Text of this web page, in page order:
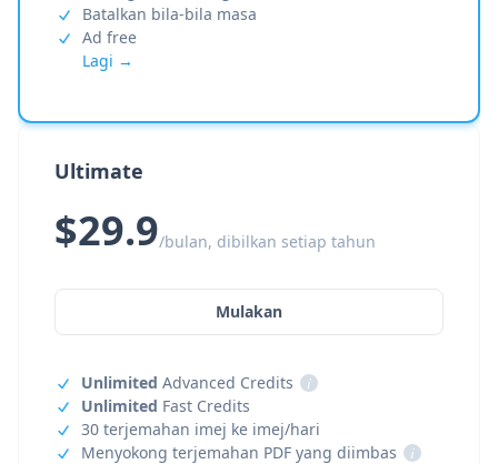
Batalkan bila-bila masa
Ad free
Lagi →
Ultimate
$29.9/bulan, dibilkan setiap tahun
Mulakan
Unlimited Advanced Credits
i
Unlimited Fast Credits
30 terjemahan imej ke imej/hari
Menyokong terjemahan PDF yang diimbas
i